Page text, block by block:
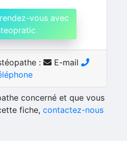
vous avec
:
E-mail
concerné et que vous
fiche, contactez-nous